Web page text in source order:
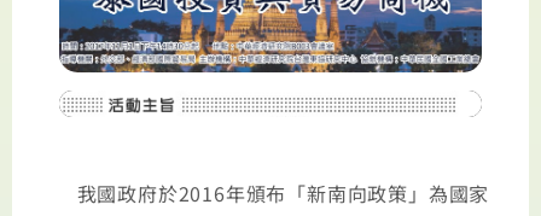
我國政府於2016年頒布「新南向政策」為國家